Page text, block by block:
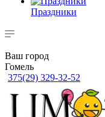
Праздники
Ваш город
Гомель
375(29) 329-32-52